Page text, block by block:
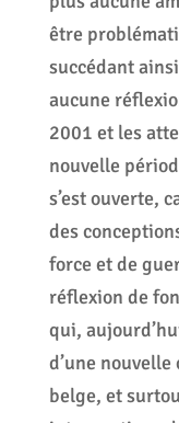
être
succédant
aucune
2001 et les
nouvelle
s’est ouverte,
des
force et de
réflexion de
qui,
d’une
belge, et